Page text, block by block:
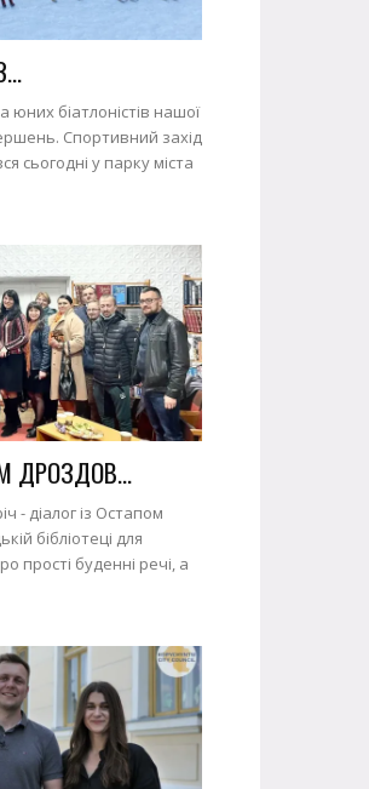
біатлоністів нашої
Спортивний захід
сьогодні у парку міста
ДРОЗДОВ...
- діалог із Остапом
бібліотеці для
прості буденні речі, а